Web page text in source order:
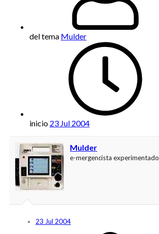
del tema Mulder
inicio 23 Jul 2004
Mulder
e-mergencista experimentado
23 Jul 2004